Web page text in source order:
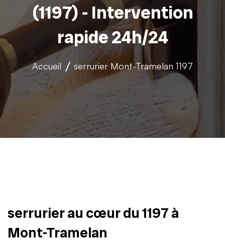
(1197) - Intervention
rapide 24h/24
Accueil serrurier Mont-Tramelan 1197
serrurier au cœur du 1197 à
Mont-Tramelan